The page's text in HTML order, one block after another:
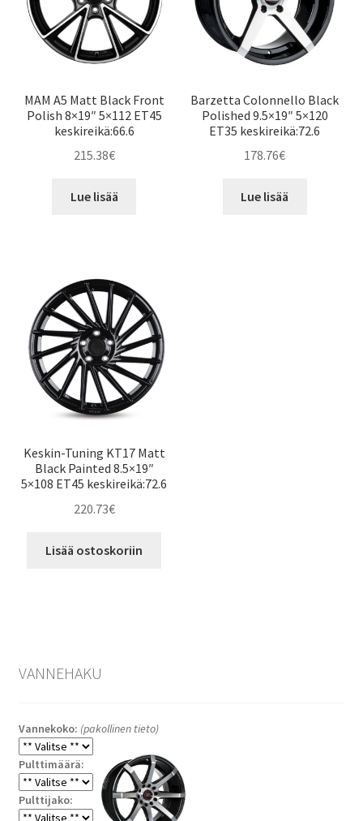
MAM A5 Matt Black Front
Polish 8×19″ 5×112 ET45
keskireikä:66.6
215.38€
Lue lisää
Barzetta Colonnello Black
Polished 9.5×19″ 5×120
ET35 keskireikä:72.6
178.76€
Lue lisää
Keskin-Tuning KT17 Matt
Black Painted 8.5×19″
5×108 ET45 keskireikä:72.6
220.73€
Lisää ostoskoriin
VANNEHAKU
Vannekoko: (pakollinen tieto)
Pulttimäärä:
Pulttijako: